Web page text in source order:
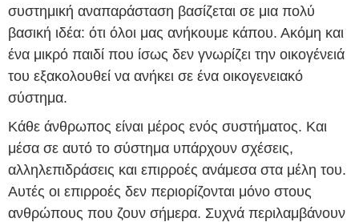
συστημική αναπαράσταση βασίζεται σε μια πολύ
βασική ιδέα: ότι όλοι μας ανήκουμε κάπου. Ακόμη και
ένα μικρό παιδί που ίσως δεν γνωρίζει την οικογένειά
του εξακολουθεί να ανήκει σε ένα οικογενειακό
σύστημα.
Κάθε άνθρωπος είναι μέρος ενός συστήματος. Και
μέσα σε αυτό το σύστημα υπάρχουν σχέσεις,
αλληλεπιδράσεις και επιρροές ανάμεσα στα μέλη του.
Αυτές οι επιρροές δεν περιορίζονται μόνο στους
ανθρώπους που ζουν σήμερα. Συχνά περιλαμβάνουν